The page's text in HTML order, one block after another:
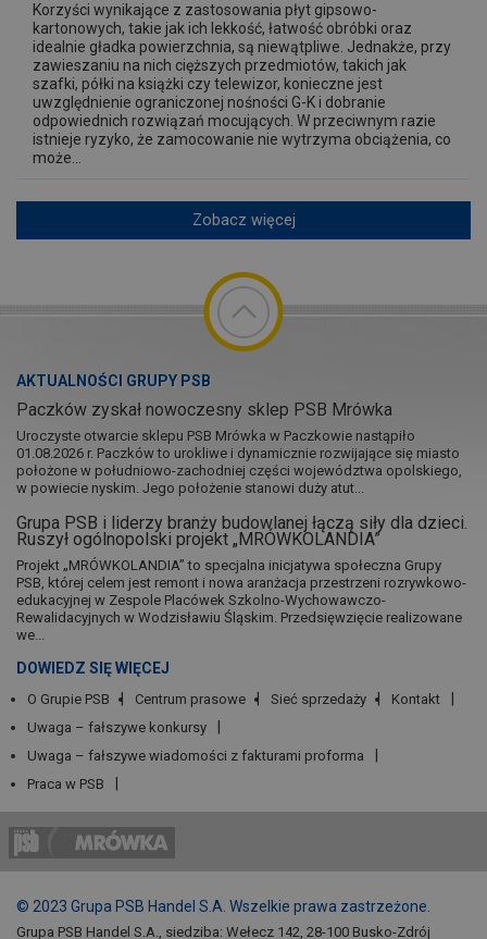
Korzyści wynikające z zastosowania płyt gipsowo-
kartonowych, takie jak ich lekkość, łatwość obróbki oraz
idealnie gładka powierzchnia, są niewątpliwe. Jednakże, przy
zawieszaniu na nich cięższych przedmiotów, takich jak
szafki, półki na książki czy telewizor, konieczne jest
uwzględnienie ograniczonej nośności G-K i dobranie
odpowiednich rozwiązań mocujących. W przeciwnym razie
istnieje ryzyko, że zamocowanie nie wytrzyma obciążenia, co
może...
Zobacz więcej
AKTUALNOŚCI GRUPY PSB
Paczków zyskał nowoczesny sklep PSB Mrówka
Uroczyste otwarcie sklepu PSB Mrówka w Paczkowie nastąpiło
01.08.2026 r. Paczków to urokliwe i dynamicznie rozwijające się miasto
położone w południowo-zachodniej części województwa opolskiego,
w powiecie nyskim. Jego położenie stanowi duży atut...
Grupa PSB i liderzy branży budowlanej łączą siły dla dzieci.
Ruszył ogólnopolski projekt „MRÓWKOLANDIA”
Projekt „MRÓWKOLANDIA” to specjalna inicjatywa społeczna Grupy
PSB, której celem jest remont i nowa aranżacja przestrzeni rozrywkowo-
edukacyjnej w Zespole Placówek Szkolno-Wychowawczo-
Rewalidacyjnych w Wodzisławiu Śląskim. Przedsięwzięcie realizowane
we...
DOWIEDZ SIĘ WIĘCEJ
O Grupie PSB Centrum prasowe Sieć sprzedaży
Kontakt
Uwaga – fałszywe konkursy
Uwaga – fałszywe wiadomości z fakturami proforma
Praca w PSB
© 2023 Grupa PSB Handel S.A. Wszelkie prawa zastrzeżone.
Grupa PSB Handel S.A., siedziba: Wełecz 142, 28-100 Busko-Zdrój